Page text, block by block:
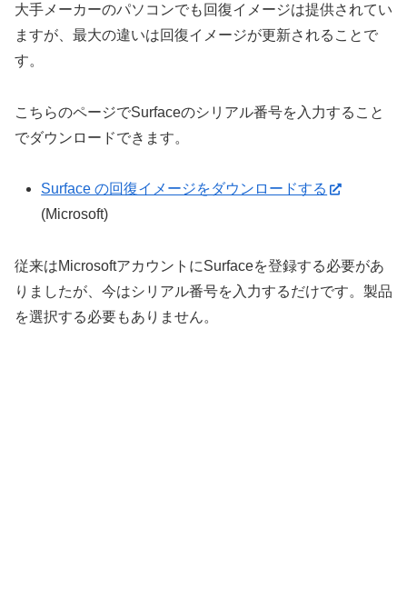
大手メーカーのパソコンでも回復イメージは提供されてい
ますが、最大の違いは回復イメージが更新されることで
す。
こちらのページでSurfaceのシリアル番号を入力すること
でダウンロードできます。
Surface の回復イメージをダウンロードする
(Microsoft)
従来はMicrosoftアカウントにSurfaceを登録する必要があ
りましたが、今はシリアル番号を入力するだけです。製品
を選択する必要もありません。